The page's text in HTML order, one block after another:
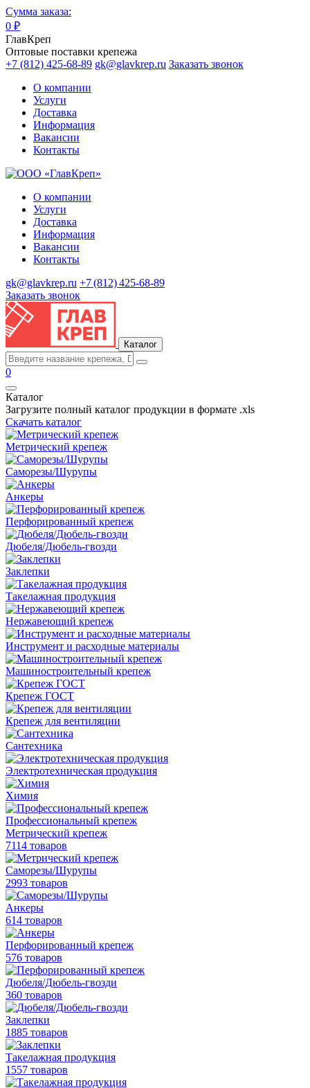
Сумма заказа:
0 ₽
ГлавКреп
Оптовые поставки крепежа
+7 (812) 425-68-89 gk@glavkrep.ru Заказать звонок
О компании
Услуги
Доставка
Информация
Вакансии
Контакты
О компании
Услуги
Доставка
Информация
Вакансии
Контакты
gk@glavkrep.ru +7 (812) 425-68-89
Заказать звонок
Каталог
0
Каталог
Загрузите полный каталог продукции в формате .xls
Скачать каталог
Метрический крепеж
Саморезы/Шурупы
Анкеры
Перфорированный крепеж
Дюбеля/Дюбель-гвозди
Заклепки
Такелажная продукция
Нержавеющий крепеж
Инструмент и расходные материалы
Машиностроительный крепеж
Крепеж ГОСТ
Крепеж для вентиляции
Сантехника
Электротехническая продукция
Химия
Профессиональный крепеж
Метрический крепеж
7114 товаров
Саморезы/Шурупы
2993 товаров
Анкеры
614 товаров
Перфорированный крепеж
576 товаров
Дюбеля/Дюбель-гвозди
360 товаров
Заклепки
1885 товаров
Такелажная продукция
1557 товаров